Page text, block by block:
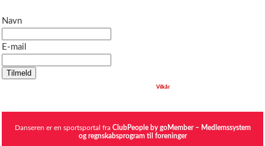
Navn
E-mail
Vilkår
Danseren er en sportsportal fra ClubPeople by goMember – Medlemssystem
og regnskabsprogram til foreninger